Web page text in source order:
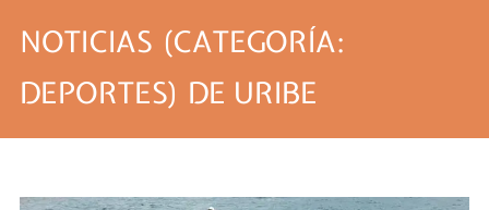
NOTICIAS (CATEGORÍA:
DEPORTES) DE URIBE